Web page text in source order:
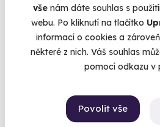
vše nám dáte souhlas s
webu. Po kliknutí na tlačítko
informací o cookies a
některé z nich. Váš souhlas
pomocí odkazu v
Povolit vše
Volný termín už 07. 08. 2026